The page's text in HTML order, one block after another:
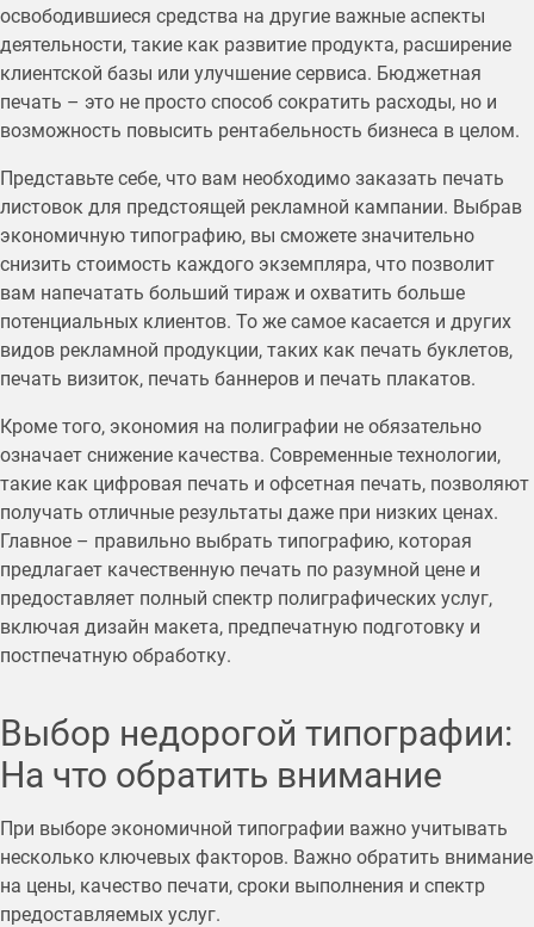
освободившиеся средства на другие важные аспекты
деятельности, такие как развитие продукта, расширение
клиентской базы или улучшение сервиса. Бюджетная
печать – это не просто способ сократить расходы, но и
возможность повысить рентабельность бизнеса в целом.
Представьте себе, что вам необходимо заказать печать
листовок для предстоящей рекламной кампании. Выбрав
экономичную типографию, вы сможете значительно
снизить стоимость каждого экземпляра, что позволит
вам напечатать больший тираж и охватить больше
потенциальных клиентов. То же самое касается и других
видов рекламной продукции, таких как печать буклетов,
печать визиток, печать баннеров и печать плакатов.
Кроме того, экономия на полиграфии не обязательно
означает снижение качества. Современные технологии,
такие как цифровая печать и офсетная печать, позволяют
получать отличные результаты даже при низких ценах.
Главное – правильно выбрать типографию, которая
предлагает качественную печать по разумной цене и
предоставляет полный спектр полиграфических услуг,
включая дизайн макета, предпечатную подготовку и
постпечатную обработку.
Выбор недорогой типографии:
На что обратить внимание
При выборе экономичной типографии важно учитывать
несколько ключевых факторов. Важно обратить внимание
на цены, качество печати, сроки выполнения и спектр
предоставляемых услуг.